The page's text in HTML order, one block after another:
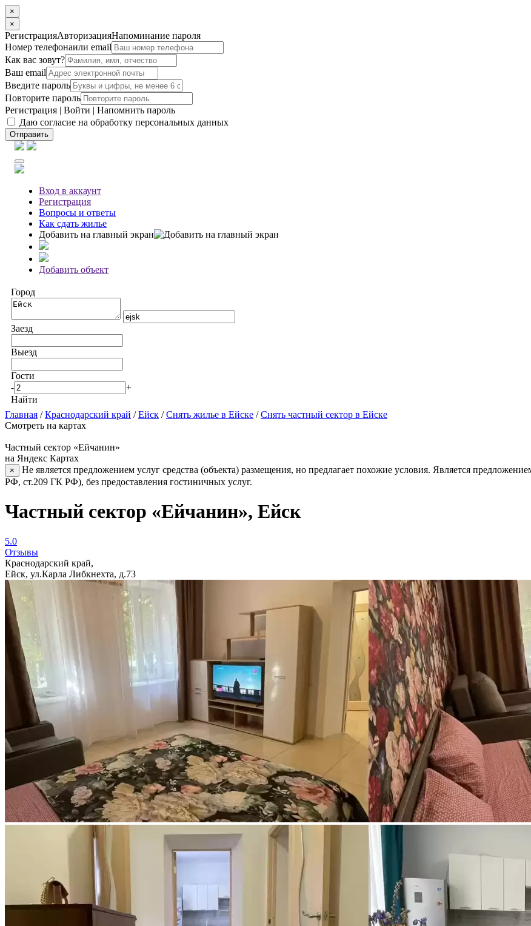
×
×
РегистрацияАвторизацияНапоминание пароля
Номер телефонаили email
Как вас зовут?
Ваш email
Введите пароль
Повторите пароль
Регистрация | Войти | Напомнить пароль
Даю согласие на обработку персональных данных
Отправить
Вход в аккаунт
Регистрация
Вопросы и ответы
Как сдать жилье
Добавить на главный экран
Добавить объект
Город
Заезд
Выезд
Гости
-
+
Найти
Главная /Краснодарский край /Ейск /Снять жилье в Ейске /Снять частный сектор в Ейске
Смотреть на картах
Частный сектор «Ейчанин»
на Яндекс Картах
×
Не является предложением услуг средства (объекта) размещения, но предлагает похожие условия. Является
РФ, ст.209 ГК РФ), без предоставления гостиничных услуг.
Частный сектор «Ейчанин», Ейск
5.0
Отзывы
Краснодарский край,
Ейск, ул.Карла Либкнехта, д.73